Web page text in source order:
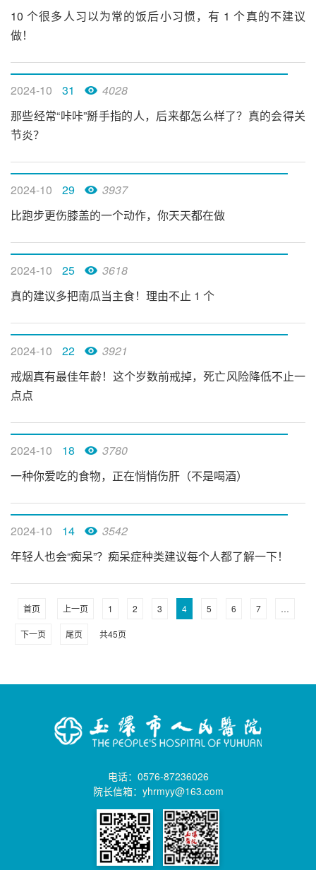
10 个很多人习以为常的饭后小习惯，有 1 个真的不建议
做！
2024-10 31
4028
那些经常“咔咔”掰手指的人，后来都怎么样了？真的会得关
节炎？
2024-10 29
3937
比跑步更伤膝盖的一个动作，你天天都在做
2024-10 25
3618
真的建议多把南瓜当主食！理由不止 1 个
2024-10 22
3921
戒烟真有最佳年龄！这个岁数前戒掉，死亡风险降低不止一
点点
2024-10 18
3780
一种你爱吃的食物，正在悄悄伤肝（不是喝酒）
2024-10 14
3542
年轻人也会“痴呆”？痴呆症种类建议每个人都了解一下！
首页 上一页 1 2 3 4 5 6 7 …
下一页 尾页 共45页
电话：0576-87236026
院长信箱：yhrmyy@163.com